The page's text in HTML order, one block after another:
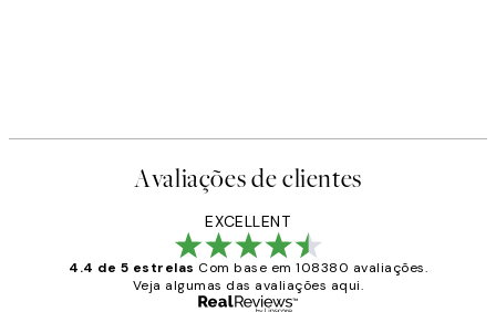
Avaliações de clientes
EXCELLENT
4.4 de 5 estrelas Com base em 108380 avaliações.
Veja algumas das avaliações aqui.